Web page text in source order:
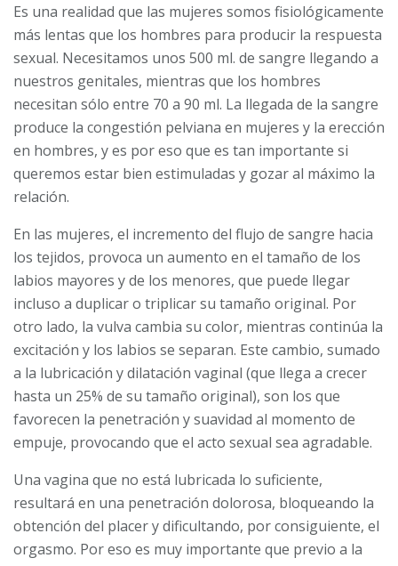
Es una realidad que las mujeres somos fisiológicamente
más lentas que los hombres para producir la respuesta
sexual. Necesitamos unos 500 ml. de sangre llegando a
nuestros genitales, mientras que los hombres
necesitan sólo entre 70 a 90 ml. La llegada de la sangre
produce la congestión pelviana en mujeres y la erección
en hombres, y es por eso que es tan importante si
queremos estar bien estimuladas y gozar al máximo la
relación.
En las mujeres, el incremento del flujo de sangre hacia
los tejidos, provoca un aumento en el tamaño de los
labios mayores y de los menores, que puede llegar
incluso a duplicar o triplicar su tamaño original. Por
otro lado, la vulva cambia su color, mientras continúa la
excitación y los labios se separan. Este cambio, sumado
a la lubricación y dilatación vaginal (que llega a crecer
hasta un 25% de su tamaño original), son los que
favorecen la penetración y suavidad al momento de
empuje, provocando que el acto sexual sea agradable.
Una vagina que no está lubricada lo suficiente,
resultará en una penetración dolorosa, bloqueando la
obtención del placer y dificultando, por consiguiente, el
orgasmo. Por eso es muy importante que previo a la